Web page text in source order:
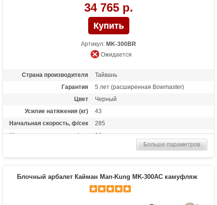
34 765 р.
Артикул: MK-300BR
Ожидается
Страна производителя
Тайвань
Гарантия
5 лет (расширенная Bowmaster)
Цвет
Черный
Усилие натяжения (кг)
43
Начальная скорость, ф/сек
285
Начальная скорость, м/сек
86
Рабочий ход тетивы
11,4 дюймов (29 см)
20
прицел, ремень, кивер для 4-х стрел, 4
Больше параметров
Блочный арбалет Кайман Man-Kung MK-300AC камуфляж